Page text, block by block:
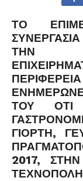
ΤΟ
ΤΗΝ
ΤΟΥ ΌΤΙ
ΓΙΟΡΤΉ,
2017,